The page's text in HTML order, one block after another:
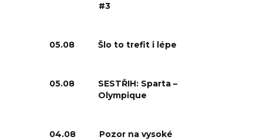
#3
05.08 Šlo to trefit i lépe
05.08
SESTŘIH: Sparta –
Olympique
04.08
Pozor na vysoké